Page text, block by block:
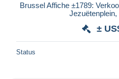
Brussel Affiche ±1789:
±
Status